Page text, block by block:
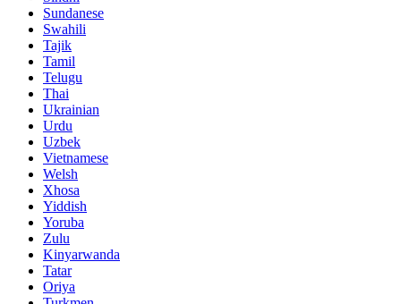
Sundanese
Swahili
Tajik
Tamil
Telugu
Thai
Ukrainian
Urdu
Uzbek
Vietnamese
Welsh
Xhosa
Yiddish
Yoruba
Zulu
Kinyarwanda
Tatar
Oriya